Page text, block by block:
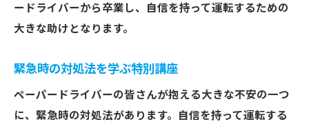
ードライバーから卒業し、自信を持って運転するための
大きな助けとなります。
緊急時の対処法を学ぶ特別講座
ペーパードライバーの皆さんが抱える大きな不安の一つ
に、緊急時の対処法があります。自信を持って運転する